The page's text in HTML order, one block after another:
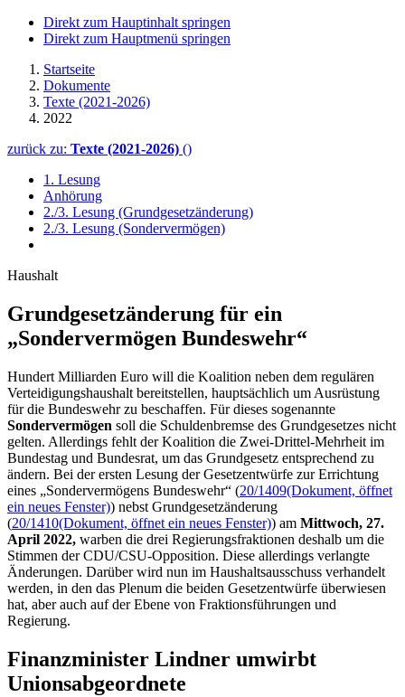
Direkt zum Hauptinhalt springen
Direkt zum Hauptmenü springen
Startseite
Dokumente
Texte (2021-2026)
2022
zurück zu: Texte (2021-2026) ()
1. Lesung
Anhörung
2./3. Lesung (Grundgesetzänderung)
2./3. Lesung (Sondervermögen)
Haushalt
Grundgesetzänderung für ein
„Sondervermögen Bundeswehr“
Hundert Milliarden Euro will die Koalition neben dem regulären
Verteidigungshaushalt bereitstellen, hauptsächlich um Ausrüstung
für die Bundeswehr zu beschaffen. Für dieses sogenannte
Sondervermögen soll die Schuldenbremse des Grundgesetzes nicht
gelten. Allerdings fehlt der Koalition die Zwei-Drittel-Mehrheit im
Bundestag und Bundesrat, um das Grundgesetz entsprechend zu
ändern. Bei der ersten Lesung der Gesetzentwürfe zur Errichtung
eines „Sondervermögens Bundeswehr“ (20/1409(Dokument, öffnet
ein neues Fenster)) nebst Grundgesetzänderung
(20/1410(Dokument, öffnet ein neues Fenster)) am Mittwoch, 27.
April 2022, warben die drei Regierungsfraktionen deshalb um die
Stimmen der CDU/CSU-Opposition. Diese allerdings verlangte
Änderungen. Darüber wird nun im Haushaltsausschuss verhandelt
werden, in den das Plenum die beiden Gesetzentwürfe überwiesen
hat, aber auch auf der Ebene von Fraktionsführungen und
Regierung.
Finanzminister Lindner umwirbt
Unionsabgeordnete